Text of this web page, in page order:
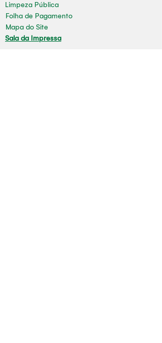
Limpeza Pública
Folha de Pagamento
Mapa do Site
Sala da Impressa